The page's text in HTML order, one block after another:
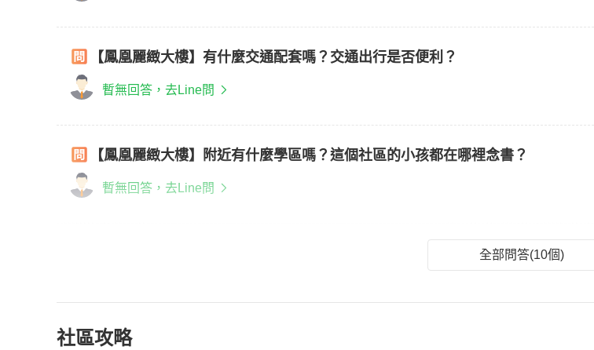
【鳳凰麗緻大樓】有什麼交通配套嗎？交通出行是否便利？
暫無回答，去Line問
【鳳凰麗緻大樓】附近有什麼學區嗎？這個社區的小孩都在哪裡念書？
暫無回答，去Line問
全部問答(10個)
社區攻略